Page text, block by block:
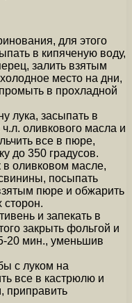
для этого
в кипяченую воду,
залить взятым
место на дни,
в прохладной
лука, засыпать в
оливкового масла и
все в пюре,
до 350 градусов.
в оливковом масле,
посыпать
пюре и обжарить
сторон.
и запекать в
закрыть фольгой и
20 мин., уменьшив
с луком на
все в кастрюлю и
приправить